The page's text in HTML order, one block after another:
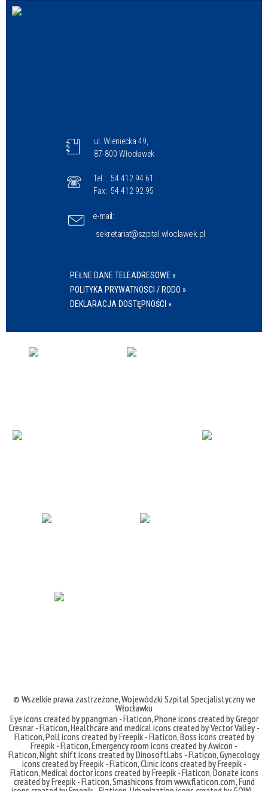
ul. Wieniecka 49,
87-800 Włocławek
Tel.: 54 412 94 61
Fax: 54 412 92 95
e-mail:
sekretariat@szpital.wloclawek.pl
PEŁNE DANE TELEADRESOWE »
POLITYKA PRYWATNOSCI / RODO »
DEKLARACJA DOSTĘPNOŚCI »
© Wszelkie prawa zastrzeżone,Wojewódzki Szpital Specjalistyczny we
Włocławku
Eye icons created by ppangman - Flaticon,Phone icons created by Gregor
Cresnar - Flaticon,Healthcare and medical icons created by Vector Valley -
Flaticon,Poll icons created by Freepik - Flaticon,Boss icons created by
Freepik - Flaticon,Emergency room icons created by Awicon -
Flaticon,Night shift icons created by DinosoftLabs - Flaticon,Gynecology
icons created by Freepik - Flaticon,Clinic icons created by Freepik -
Flaticon,Medical doctor icons created by Freepik - Flaticon,Donate icons
created by Freepik - Flaticon,Smashicons from www.flaticon.com',Fund